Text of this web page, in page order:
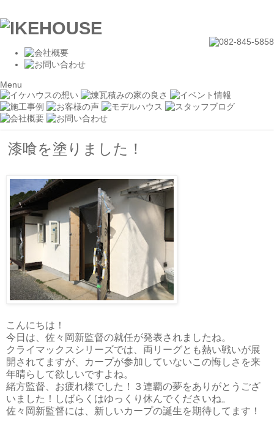
Menu
漆喰を塗りました！
こんにちは！
今日は、佐々岡新監督の就任が発表されましたね。
クライマックスシリーズでは、両リーグとも熱い戦いが展
開されてますが、カープが参加していないこの悔しさを来
年晴らして欲しいですよね。
緒方監督、お疲れ様でした！３連覇の夢をありがとうござ
いました！しばらくはゆっくり休んでくださいね。
佐々岡新監督には、新しいカープの誕生を期待してます！